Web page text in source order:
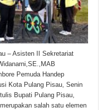
– Asisten II Sekretariat
Pemuda Handep
Kota Pulang Pisau, Senin
Bupati Pulang Pisau,
salah satu elemen